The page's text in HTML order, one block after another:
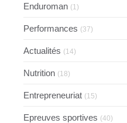
Enduroman (1)
Performances (37)
Actualités (14)
Nutrition (18)
Entrepreneuriat (15)
Epreuves sportives (40)